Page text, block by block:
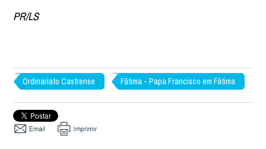
PR/LS
Ordinariato Castrense Fátima - Papa Francisco em Fátima